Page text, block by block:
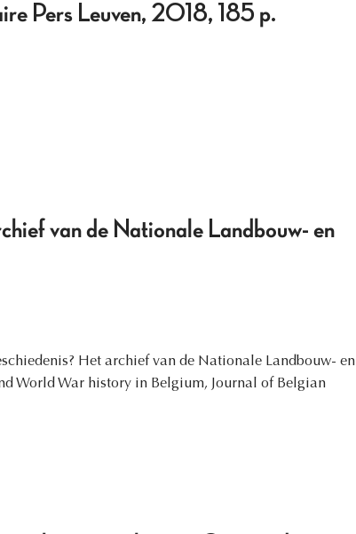
Pers Leuven, 2018, 185 p.
van de Nationale Landbouw- en
Het archief van de Nationale Landbouw- en
World War history in Belgium, Journal of Belgian